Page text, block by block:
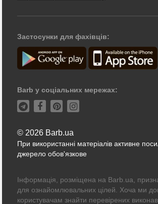
Застосунки для фахівців:
Barb у соціальних мережах:
© 2026 Barb.ua
При використанні матеріалів активне
джерело обов'язкове
Інформація, розміщена на Barb.ua,
для ознайомлювальних цілей. Хоча ми
користувачам знайти перевірених